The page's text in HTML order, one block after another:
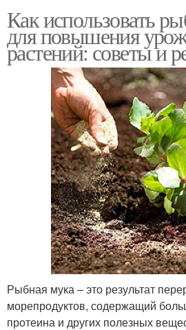
Как использовать
для повышения
растений: советы и
Рыбная мука – это результат
морепродуктов, содержащий
протеина и других полезных